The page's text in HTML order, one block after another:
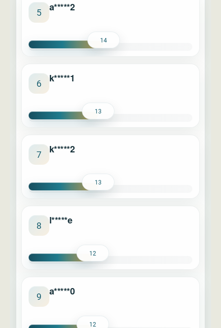
5 a*****2
14
6 k*****1
13
7 k*****2
13
8 l*****e
12
9 a*****0
12